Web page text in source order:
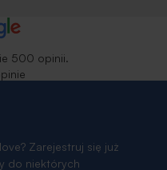
500 opinii.
Zarejestruj się już
do niektórych